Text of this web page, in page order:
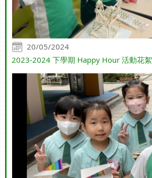
20/05/2024
2023-2024 下學期 Happy Hour 活動花絮